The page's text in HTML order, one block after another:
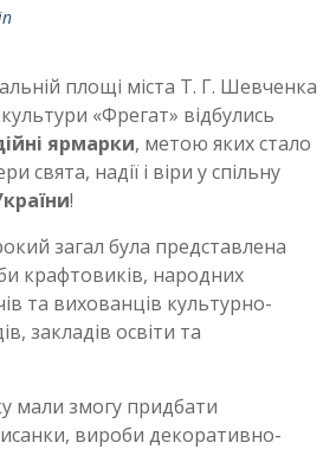
площі міста Т. Г. Шевченка
«Фрегат» відбулись
ярмарки, метою яких стало
свята, надії і віри у спільну
!
загал була представлена
крафтовиків, народних
та вихованців культурно-
закладів освіти та
мали змогу придбати
вироби декоративно-